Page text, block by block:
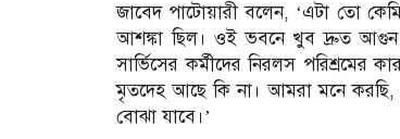
জাবেদ পাটোয়ারী বলেন, ‘এটা তো
আশঙ্কা ছিল। ওই ভবনে খুব দ্রুত আগুন
সার্ভিসের কর্মীদের নিরলস
মৃতদেহ আছে কি না। আমরা মনে
বোঝা যাবে।’